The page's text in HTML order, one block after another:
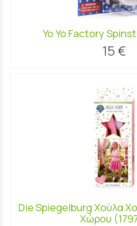
Yo Yo Factory
15 €
Die Spiegelburg Χούλα
Χώρου